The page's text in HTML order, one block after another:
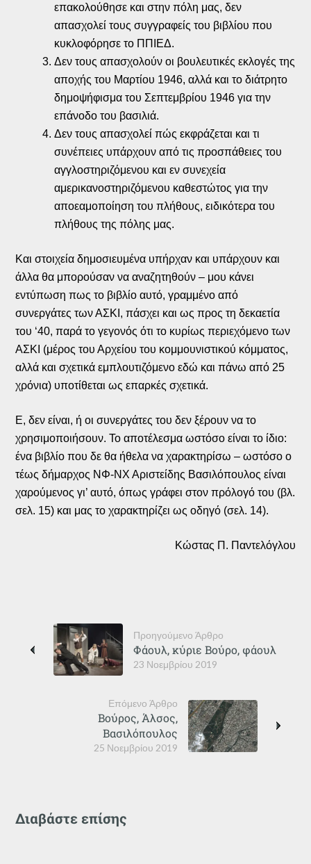
επακολούθησε και στην πόλη μας, δεν
απασχολεί τους συγγραφείς του βιβλίου που
κυκλοφόρησε το ΠΠΙΕΔ.
Δεν τους απασχολούν οι βουλευτικές εκλογές της
αποχής του Μαρτίου 1946, αλλά και το διάτρητο
δημοψήφισμα του Σεπτεμβρίου 1946 για την
επάνοδο του βασιλιά.
Δεν τους απασχολεί πώς εκφράζεται και τι
συνέπειες υπάρχουν από τις προσπάθειες του
αγγλοστηριζόμενου και εν συνεχεία
αμερικανοστηριζόμενου καθεστώτος για την
αποεαμοποίηση του πλήθους, ειδικότερα του
πλήθους της πόλης μας.
Και στοιχεία δημοσιευμένα υπήρχαν και υπάρχουν και
άλλα θα μπορούσαν να αναζητηθούν – μου κάνει
εντύπωση πως το βιβλίο αυτό, γραμμένο από
συνεργάτες των ΑΣΚΙ, πάσχει και ως προς τη δεκαετία
του ‘40, παρά το γεγονός ότι το κυρίως περιεχόμενο των
ΑΣΚΙ (μέρος του Αρχείου του κομμουνιστικού κόμματος,
αλλά και σχετικά εμπλουτιζόμενο εδώ και πάνω από 25
χρόνια) υποτίθεται ως επαρκές σχετικά.
Ε, δεν είναι, ή οι συνεργάτες του δεν ξέρουν να το
χρησιμοποιήσουν. Το αποτέλεσμα ωστόσο είναι το ίδιο:
ένα βιβλίο που δε θα ήθελα να χαρακτηρίσω – ωστόσο ο
τέως δήμαρχος ΝΦ-ΝΧ Αριστείδης Βασιλόπουλος είναι
χαρούμενος γι’ αυτό, όπως γράφει στον πρόλογό του (βλ.
σελ. 15) και μας το χαρακτηρίζει ως οδηγό (σελ. 14).
Κώστας Π. Παντελόγλου
Προηγούμενο Άρθρο
23 Νοεμβρίου 2019
Φάουλ, κύριε Βούρο, φάουλ
Επόμενο Άρθρο
25 Νοεμβρίου 2019
Βούρος, Άλσος,
Βασιλόπουλος
Διαβάστε επίσης